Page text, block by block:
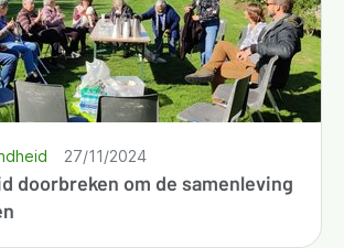
doorbreken om de samenleving
27/11/2024